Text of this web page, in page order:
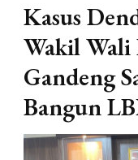
Kasus
Wakil Wali
Gandeng
Bangun